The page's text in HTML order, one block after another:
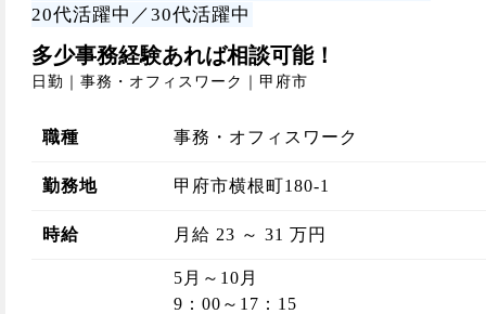
20代活躍中／30代活躍中
多少事務経験あれば相談可能！
日勤｜事務・オフィスワーク｜甲府市
職種 事務・オフィスワーク
勤務地 甲府市横根町180-1
時給 月給 23 ～ 31 万円
5月～10月
9：00～17：15